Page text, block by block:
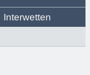
Interwetten